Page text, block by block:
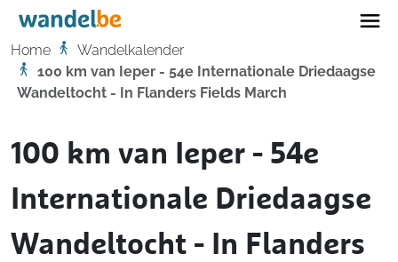
Home
Home
Wandelkalender
100 km van Ieper - 54e Internationale Driedaagse
Wandeltocht - In Flanders Fields March
100 km van Ieper - 54e
Internationale Driedaagse
Wandeltocht - In Flanders